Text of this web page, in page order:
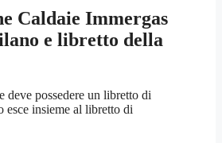
Caldaie Immergas
e libretto della
deve possedere un libretto di
esce insieme al libretto di